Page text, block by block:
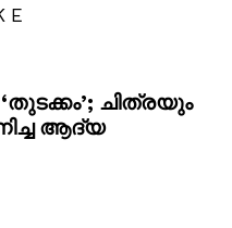
ചിത്രയും
ആദ്യ